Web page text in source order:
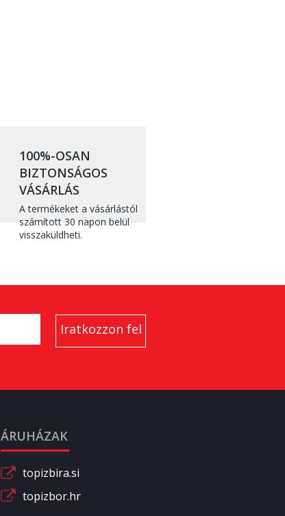
100%-OSAN
BIZTONSÁGOS
VÁSÁRLÁS
A termékeket a vásárlástól
számított 30 napon belül
visszaküldheti.
ÁRUHÁZAK
topizbira.si
topizbor.hr